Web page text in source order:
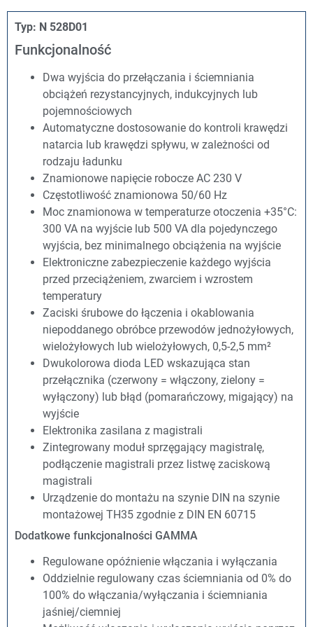
Typ: N 528D01
Funkcjonalność
Dwa wyjścia do przełączania i ściemniania
obciążeń rezystancyjnych, indukcyjnych lub
pojemnościowych
Automatyczne dostosowanie do kontroli krawędzi
natarcia lub krawędzi spływu, w zależności od
rodzaju ładunku
Znamionowe napięcie robocze AC 230 V
Częstotliwość znamionowa 50/60 Hz
Moc znamionowa w temperaturze otoczenia +35°C:
300 VA na wyjście lub 500 VA dla pojedynczego
wyjścia, bez minimalnego obciążenia na wyjście
Elektroniczne zabezpieczenie każdego wyjścia
przed przeciążeniem, zwarciem i wzrostem
temperatury
Zaciski śrubowe do łączenia i okablowania
niepoddanego obróbce przewodów jednożyłowych,
wielożyłowych lub wielożyłowych, 0,5-2,5 mm²
Dwukolorowa dioda LED wskazująca stan
przełącznika (czerwony = włączony, zielony =
wyłączony) lub błąd (pomarańczowy, migający) na
wyjście
Elektronika zasilana z magistrali
Zintegrowany moduł sprzęgający magistralę,
podłączenie magistrali przez listwę zaciskową
magistrali
Urządzenie do montażu na szynie DIN na szynie
montażowej TH35 zgodnie z DIN EN 60715
Dodatkowe funkcjonalności GAMMA
Regulowane opóźnienie włączania i wyłączania
Oddzielnie regulowany czas ściemniania od 0% do
100% do włączania/wyłączania i ściemniania
jaśniej/ciemniej